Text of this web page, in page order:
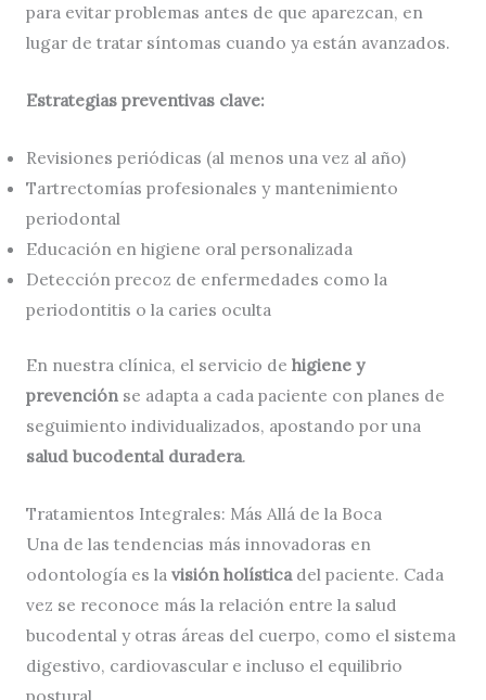
para evitar problemas antes de que aparezcan, en
lugar de tratar síntomas cuando ya están avanzados.
Estrategias preventivas clave:
Revisiones periódicas (al menos una vez al año)
Tartrectomías profesionales y mantenimiento
periodontal
Educación en higiene oral personalizada
Detección precoz de enfermedades como la
periodontitis o la caries oculta
En nuestra clínica, el servicio de higiene y
prevenciónse adapta a cada paciente con planes de
seguimiento individualizados, apostando por una
salud bucodental duradera.
Tratamientos Integrales: Más Allá de la Boca
Una de las tendencias más innovadoras en
odontología es la visión holísticadel paciente. Cada
vez se reconoce más la relación entre la salud
bucodental y otras áreas del cuerpo, como el sistema
digestivo, cardiovascular e incluso el equilibrio
postural.